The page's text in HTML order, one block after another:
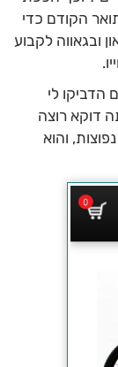
הקודם כדי
ובגאווה לקבוע
הדביקו לי
דוקא רוצה
והוא